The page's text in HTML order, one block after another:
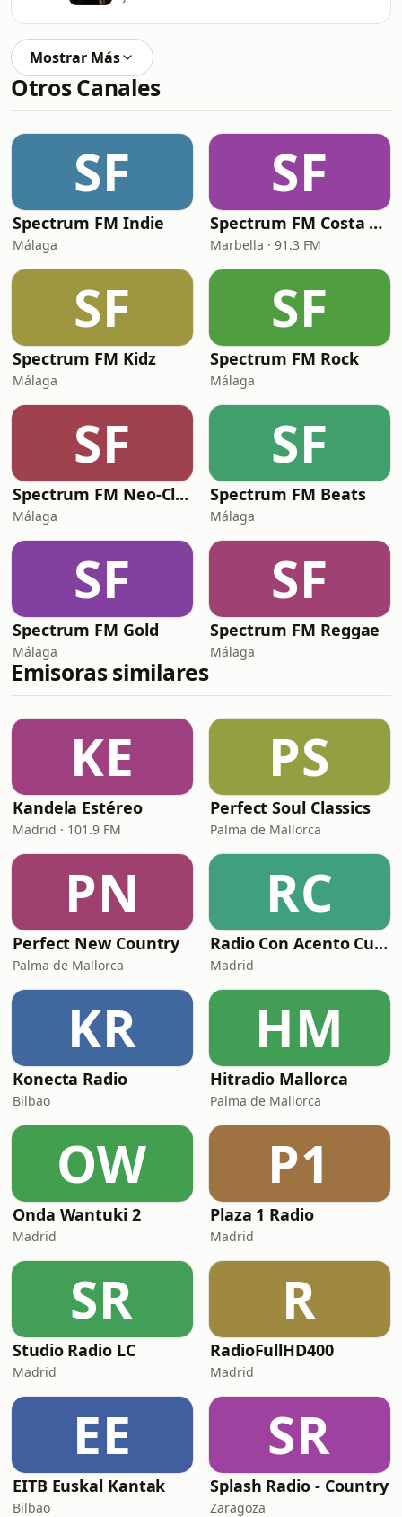
Mostrar Más
Otros Canales
SF
Spectrum FM Indie
Málaga
SF
Spectrum FM Costa del Sol
Marbella · 91.3 FM
SF
Spectrum FM Kidz
Málaga
SF
Spectrum FM Rock
Málaga
SF
Spectrum FM Neo-Classical by Spectrum
Málaga
SF
Spectrum FM Beats
Málaga
SF
Spectrum FM Gold
Málaga
SF
Spectrum FM Reggae
Málaga
Emisoras similares
KE
Kandela Estéreo
Madrid · 101.9 FM
PS
Perfect Soul Classics
Palma de Mallorca
PN
Perfect New Country
Palma de Mallorca
RC
Radio Con Acento Cubano
Madrid
KR
Konecta Radio
Bilbao
HM
Hitradio Mallorca
Palma de Mallorca
OW
Onda Wantuki 2
Madrid
P1
Plaza 1 Radio
Madrid
SR
Studio Radio LC
Madrid
R
RadioFullHD400
Madrid
EE
EITB Euskal Kantak
Bilbao
SR
Splash Radio - Country
Zaragoza